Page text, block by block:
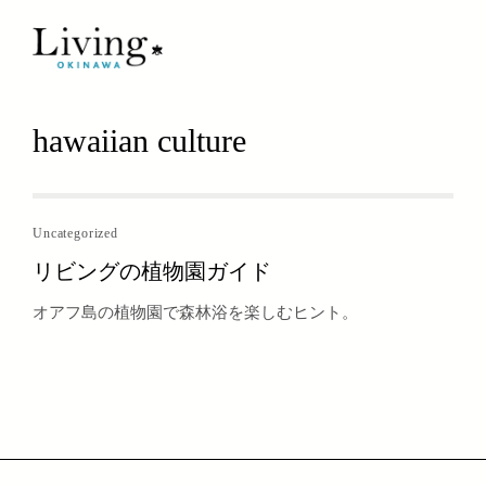
hawaiian culture
Uncategorized
リビングの植物園ガイド
オアフ島の植物園で森林浴を楽しむヒント。